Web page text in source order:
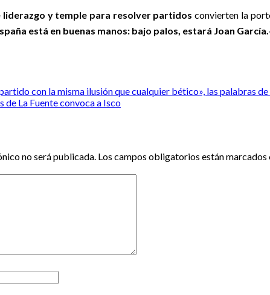
liderazgo y temple para resolver partidos convierten la
está en buenas manos: bajo palos, estará Joan García.
con la misma ilusión que cualquier bético», las palabras
de La Fuente convoca a Isco
no será publicada. Los campos obligatorios están marcados